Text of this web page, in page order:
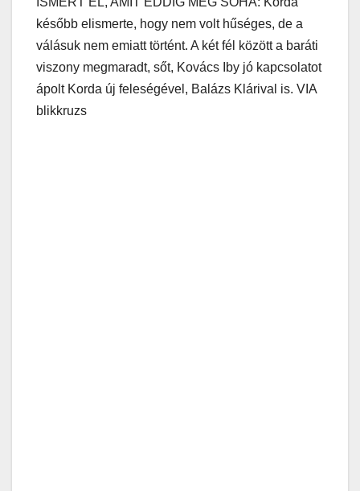
később elismerte, hogy nem volt hűséges, de a
válásuk nem emiatt történt. A két fél között a baráti
viszony megmaradt, sőt, Kovács Iby jó kapcsolatot
ápolt Korda új feleségével, Balázs Klárival is. VIA
blikkruzs